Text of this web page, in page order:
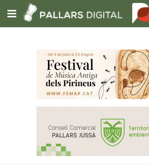
Subscriu-t'hi
Portada